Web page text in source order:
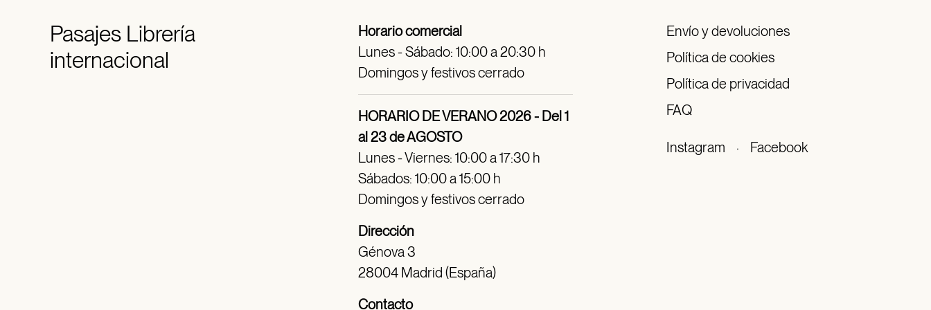
PasajesLibrería
internacional
Horario comercial
Lunes - Sábado: 10:00 a 20:30 h
Domingos y festivos cerrado
HORARIO DE VERANO 2026 - Del 1
al 23 de AGOSTO
Lunes - Viernes: 10:00 a 17:30 h
Sábados: 10:00 a 15:00 h
Domingos y festivos cerrado
Dirección
Génova 3
28004 Madrid (España)
Contacto
Envío y devoluciones
Política de cookies
Política de privacidad
FAQ
Instagram · Facebook